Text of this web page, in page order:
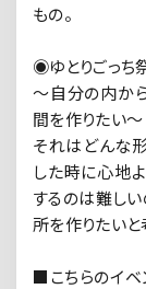
もの。
◉ゆとりごっち
〜自分の内か
間を作りたい〜
それはどんな
した時に心地
するのは難し
所を作りたいと
■こちらのイベ